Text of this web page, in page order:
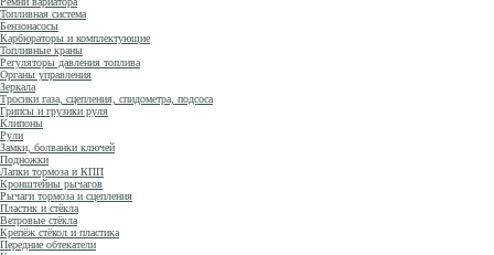
Топливная система
Бензонасосы
Карбюраторы и комплектующие
Топливные краны
Регуляторы давления топлива
Органы управления
Зеркала
Тросики газа, сцепления, спидометра, подсоса
Грипсы и грузики руля
Клипоны
Рули
Замки, болванки ключей
Подножки
Лапки тормоза и КПП
Кронштейны рычагов
Рычаги тормоза и сцепления
Пластик и стёкла
Ветровые стёкла
Крепёж стёкол и пластика
Передние обтекатели